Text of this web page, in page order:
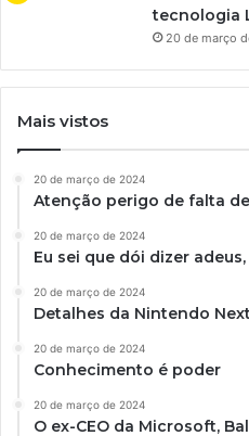
tecnologia
20 de março
Mais vistos
20 de março de 2024
Atenção perigo de falta
20 de março de 2024
Eu sei que dói dizer
20 de março de 2024
Detalhes da Nintendo
20 de março de 2024
Conhecimento é poder
20 de março de 2024
O ex-CEO da Microsoft,